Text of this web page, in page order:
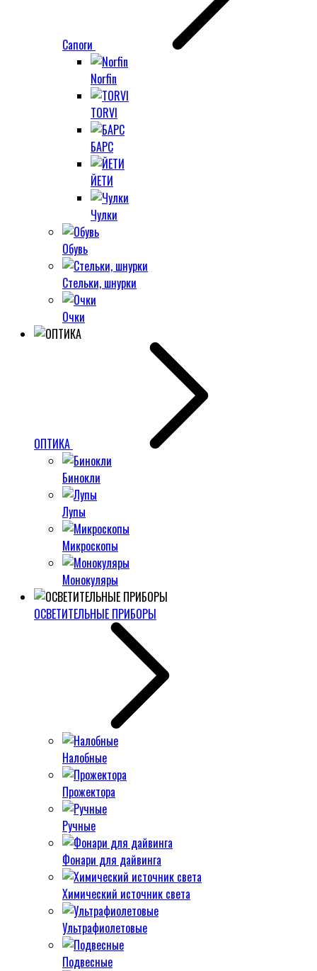
Сапоги
Norfin
TORVI
БАРС
ЙЕТИ
Чулки
Обувь
Стельки, шнурки
Очки
ОПТИКА
Бинокли
Лупы
Микроскопы
Монокуляры
ОСВЕТИТЕЛЬНЫЕ ПРИБОРЫ
Налобные
Прожектора
Ручные
Фонари для дайвинга
Химический источник света
Ультрафиолетовые
Подвесные